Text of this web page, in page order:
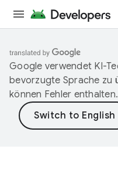
Google verwendet KI-
bevorzugte Sprache zu
können Fehler enthalten.